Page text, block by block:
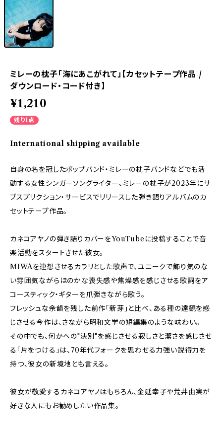
ミレーの枕子「海にあこがれて」【カセットテープ作品 /
ダウンロード・コード付き】
¥1,210
残り1点
International shipping available
自身の名を冠したポップバンド・ミレーの枕子バンドなどでも活
動する女性シンガーソングライター、ミレーの枕子が2023年にサ
ブスプリクション・サービスでリリースした弾き語りアルバムのカ
セットテープ作品。
カネコアヤノの弾き語りカバーをYouTubeに投稿することで音
楽活動をスタートさせた彼女。
MIWAを連想させるカラリとした歌声で、ユニークで飾り気のな
い雰囲気ながらほのかな喪失感や焦燥感を感じさせる歌詞をア
コースティック・ギターを爪弾きながら歌う。
フレッシュな余韻を残した前作「新芽」と比べ、ある種の達観を感
じさせる今作は、さながら昭和文学の短編集のような味わい。
その中でも、何かへの"決別"を感じさせる寂しさと潔さを感じさせ
る「片をつける」は、70年代フォークを思わせる力強い説得力を
持つ、彼女の新境地とも言える。
彼女が敬愛するカネコアヤノはもちろん、金延幸子や荒井由実が
好きな人にもお勧めしたい作品集。